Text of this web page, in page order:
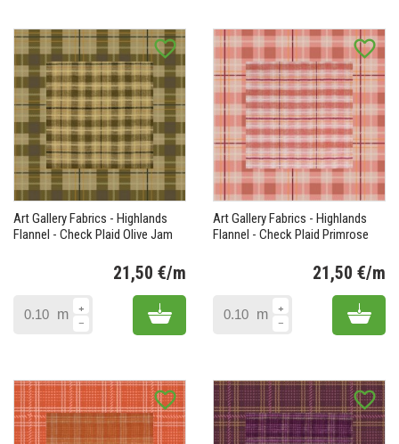
favorite_border
Art Gallery Fabrics - Highlands
Flannel - Check Plaid Olive Jam
21,50 €/m
m Add to cart
favorite_border
Art Gallery Fabrics - Highlands
Flannel - Check Plaid Primrose
21,50 €/m
m Add
favorite_border favorite_border